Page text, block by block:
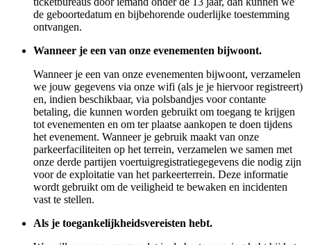
de geboortedatum en bijbehorende ouderlijke toestemming
ontvangen.
Wanneer je een van onze evenementen bijwoont.
Wanneer je een van onze evenementen bijwoont, verzamelen
we jouw gegevens via onze wifi (als je je hiervoor registreert)
en, indien beschikbaar, via polsbandjes voor contante
betaling, die kunnen worden gebruikt om toegang te krijgen
tot evenementen en om ter plaatse aankopen te doen tijdens
het evenement. Wanneer je gebruik maakt van onze
parkeerfaciliteiten op het terrein, verzamelen we samen met
onze derde partijen voertuigregistratiegegevens die nodig zijn
voor de exploitatie van het parkeerterrein. Deze informatie
wordt gebruikt om de veiligheid te bewaken en incidenten
vast te stellen.
Als je toegankelijkheidsvereisten hebt.